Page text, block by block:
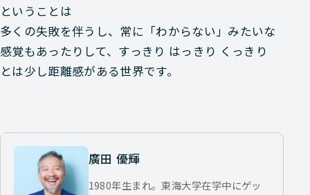
ということは
多くの失敗を伴うし、常に「わからない」みたいな
感覚もあったりして、すっきり はっきり くっきり
とは少し距離感がある世界です。
廣田 優輝
1980年生まれ。東海大学在学中にゲッ